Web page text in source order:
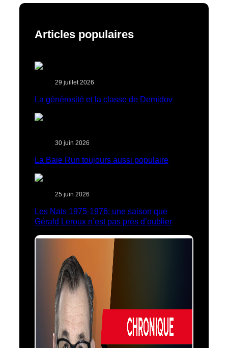
Articles populaires
29 juillet 2026
La générosité et la classe de Demidov
30 juin 2026
La Baie Run toujours aussi populaire
25 juin 2026
Les Nats 1975-1976: une saison que
Gérald Leroux n’est pas près d’oublier